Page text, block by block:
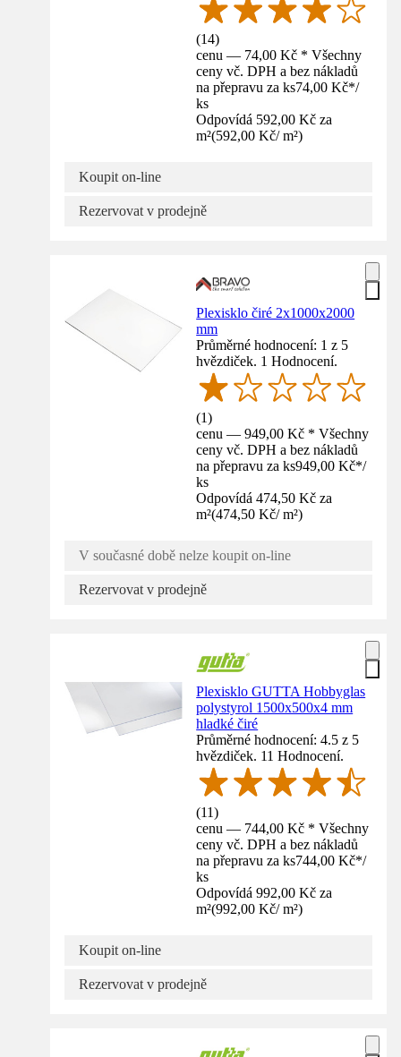
(14)
cenu — 74,00 Kč * Všechny
ceny vč. DPH a bez nákladů
na přepravu za ks74,00 Kč*/
ks
Odpovídá 592,00 Kč za
m²(592,00 Kč/ m²)
Koupit on-line
Rezervovat v prodejně
Plexisklo čiré 2x1000x2000
mm
Průměrné hodnocení: 1 z 5
hvězdiček. 1 Hodnocení.
(1)
cenu — 949,00 Kč * Všechny
ceny vč. DPH a bez nákladů
na přepravu za ks949,00 Kč*/
ks
Odpovídá 474,50 Kč za
m²(474,50 Kč/ m²)
V současné době nelze koupit on-line
Rezervovat v prodejně
Plexisklo GUTTA Hobbyglas
polystyrol 1500x500x4 mm
hladké čiré
Průměrné hodnocení: 4.5 z 5
hvězdiček. 11 Hodnocení.
(11)
cenu — 744,00 Kč * Všechny
ceny vč. DPH a bez nákladů
na přepravu za ks744,00 Kč*/
ks
Odpovídá 992,00 Kč za
m²(992,00 Kč/ m²)
Koupit on-line
Rezervovat v prodejně